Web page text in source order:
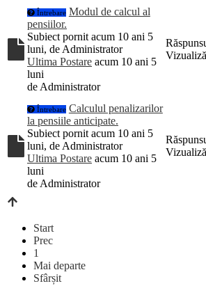
Întrebare Modul de calcul al
pensiilor.
Subiect pornit acum 10 ani 5
luni, de Administrator
Ultima Postare acum 10 ani 5
luni
de Administrator
Întrebare Calculul penalizarilor
la pensiile anticipate.
Subiect pornit acum 10 ani 5
luni, de Administrator
Ultima Postare acum 10 ani 5
luni
de Administrator
Start
Prec
1
Mai departe
Sfârșit